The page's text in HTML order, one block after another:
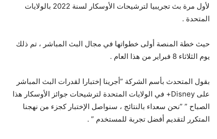
لأول مرة بث تجريبيا لترشيحات الأوسكار لسنة 2022 بالولايات
المتحدة .
حيث خطة المنصة أولى خطواتها في مجال البث المباشر ، تم ذلك
يوم الثلاثاء 8 فبراير من هذا العام .
بقول المتحدث بأسم الشركة ”أجرينا إختبارا لقدرات البث المباشر
على Disney+ في الولايات المتحدة لترشيحات جوائز الأوسكار هذا
الصباح ” ”نحن سعداء بالنتائج ، سنواصل الإختبار كجزء من نهجنا
المتكرر لتقديم أفضل تجربة للمستخدم ” .